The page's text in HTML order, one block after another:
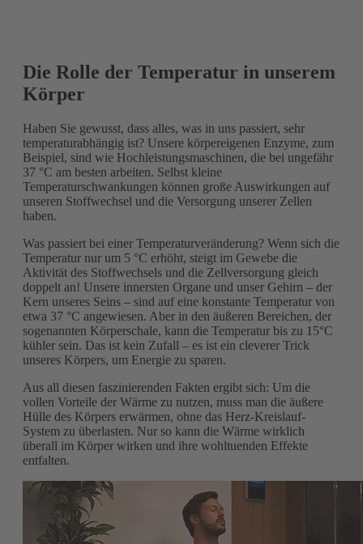
Die Rolle der Temperatur in unserem
Körper
Haben Sie gewusst, dass alles, was in uns passiert, sehr
temperaturabhängig ist? Unsere körpereigenen Enzyme, zum
Beispiel, sind wie Hochleistungsmaschinen, die bei ungefähr
37 °C am besten arbeiten. Selbst kleine
Temperaturschwankungen können große Auswirkungen auf
unseren Stoffwechsel und die Versorgung unserer Zellen
haben.
Was passiert bei einer Temperaturveränderung? Wenn sich die
Temperatur nur um 5 °C erhöht, steigt im Gewebe die
Aktivität des Stoffwechsels und die Zellversorgung gleich
doppelt an! Unsere innersten Organe und unser Gehirn – der
Kern unseres Seins – sind auf eine konstante Temperatur von
etwa 37 °C angewiesen. Aber in den äußeren Bereichen, der
sogenannten Körperschale, kann die Temperatur bis zu 15°C
kühler sein. Das ist kein Zufall – es ist ein cleverer Trick
unseres Körpers, um Energie zu sparen.
Aus all diesen faszinierenden Fakten ergibt sich: Um die
vollen Vorteile der Wärme zu nutzen, muss man die äußere
Hülle des Körpers erwärmen, ohne das Herz-Kreislauf-
System zu überlasten. Nur so kann die Wärme wirklich
überall im Körper wirken und ihre wohltuenden Effekte
entfalten.